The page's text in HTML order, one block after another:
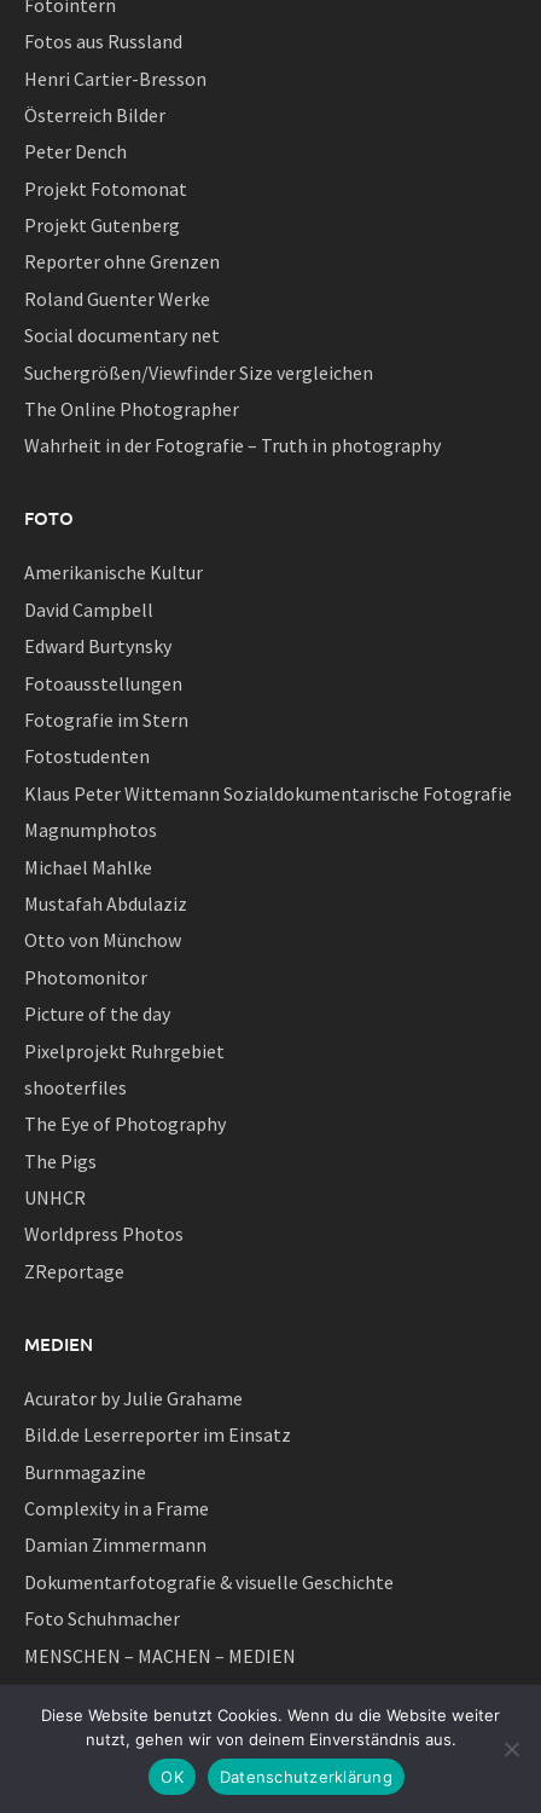
Fotos aus Russland
Henri Cartier-Bresson
Österreich Bilder
Peter Dench
Projekt Fotomonat
Projekt Gutenberg
Reporter ohne Grenzen
Roland Guenter Werke
Social documentary net
Suchergrößen/Viewfinder Size vergleichen
The Online Photographer
Wahrheit in der Fotografie – Truth in photography
FOTO
Amerikanische Kultur
David Campbell
Edward Burtynsky
Fotoausstellungen
Fotografie im Stern
Fotostudenten
Klaus Peter Wittemann Sozialdokumentarische Fotografie
Magnumphotos
Michael Mahlke
Mustafah Abdulaziz
Otto von Münchow
Photomonitor
Picture of the day
Pixelprojekt Ruhrgebiet
shooterfiles
The Eye of Photography
The Pigs
UNHCR
Worldpress Photos
ZReportage
MEDIEN
Acurator by Julie Grahame
Bild.de Leserreporter im Einsatz
Burnmagazine
Complexity in a Frame
Damian Zimmermann
Dokumentarfotografie & visuelle Geschichte
Foto Schuhmacher
MENSCHEN – MACHEN – MEDIEN
npr
Diese Website benutzt Cookies. Wenn du die Website weiter
nutzt, gehen wir von deinem Einverständnis aus.
OK
Datenschutzerklärung